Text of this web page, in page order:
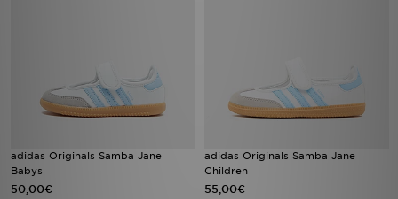
adidas Originals Samba Jane
Babys
50,00€
adidas Originals Samba Jane
Children
55,00€